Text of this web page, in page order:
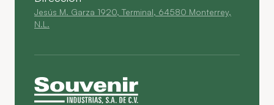
Jesús M. Garza 1920, Terminal, 64580 Monterrey,
N.L.